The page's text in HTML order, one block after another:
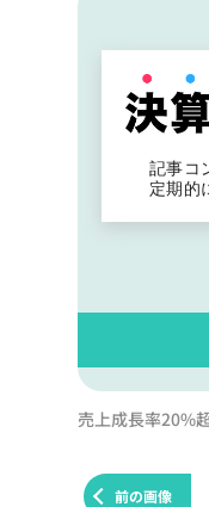
記事コ
定期的
売上成長率20%
前の画像